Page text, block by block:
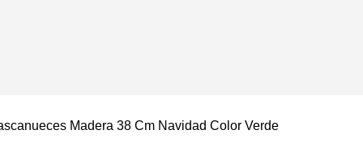
Madera 38 Cm Navidad Color Verde